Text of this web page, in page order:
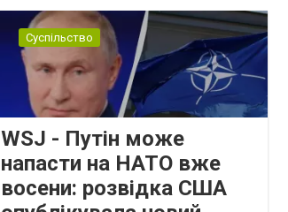
Суспільство
WSJ - Путін може
напасти на НАТО вже
восени: розвідка США